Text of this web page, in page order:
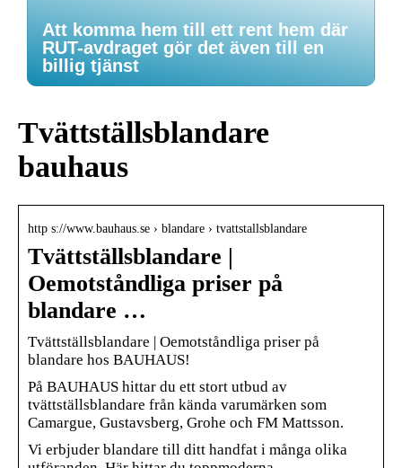
Att komma hem till ett rent hem där
RUT-avdraget gör det även till en
billig tjänst
Tvättställsblandare
bauhaus
http s://www.bauhaus.se › blandare › tvattstallsblandare
Tvättställsblandare |
Oemotståndliga priser på
blandare …
Tvättställsblandare | Oemotståndliga priser på
blandare hos BAUHAUS!
På BAUHAUS hittar du ett stort utbud av
tvättställsblandare från kända varumärken som
Camargue, Gustavsberg, Grohe och FM Mattsson.
Vi erbjuder blandare till ditt handfat i många olika